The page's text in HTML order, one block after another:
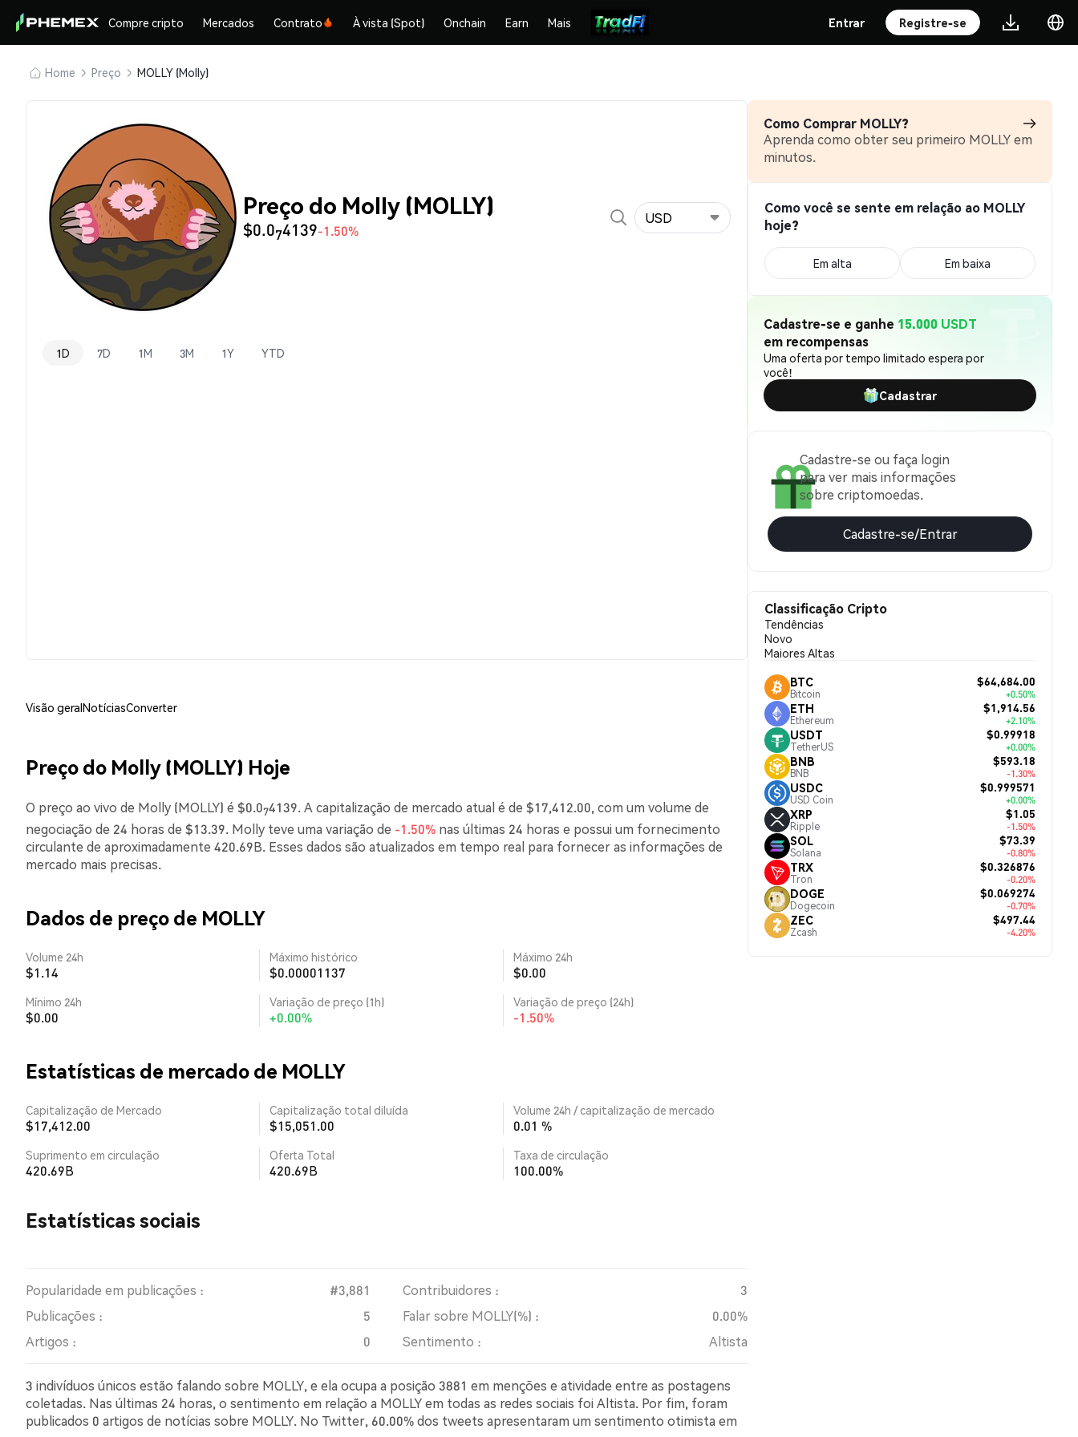
Compre cripto Mercados Contrato À vista (Spot) Onchain Earn Mais Entrar Registre-se
Home Preço MOLLY (Molly)
Preço do Molly (MOLLY)
$0.074139-1.50%
USD
1D 7D 1M 3M 1Y YTD
Visão geralNotíciasConverter
Preço do Molly (MOLLY) Hoje
O preço ao vivo de Molly (MOLLY) é $0.074139. A capitalização de mercado atual é de $17,412.00, com um volume de
negociação de 24 horas de $13.39. Molly teve uma variação de -1.50% nas últimas 24 horas e possui um fornecimento
circulante de aproximadamente 420.69B. Esses dados são atualizados em tempo real para fornecer as informações de
mercado mais precisas.
Dados de preço de MOLLY
Volume 24h
$1.14
Máximo histórico
$0.00001137
Máximo 24h
$0.00
Mínimo 24h
$0.00
Variação de preço (1h)
+0.00%
Variação de preço (24h)
-1.50%
Estatísticas de mercado de MOLLY
Capitalização de Mercado
$17,412.00
Capitalização total diluída
$15,051.00
Volume 24h / capitalização de mercado
0.01 %
Suprimento em circulação
420.69B
Oferta Total
420.69B
Taxa de circulação
100.00%
Estatísticas sociais
Popularidade em publicações : #3,881 Contribuidores :
3
Publicações :
5 Falar sobre MOLLY(%) :
0.00%
Artigos :
0 Sentimento : Altista
3 indivíduos únicos estão falando sobre MOLLY, e ela ocupa a posição 3881 em menções e atividade entre as postagens
coletadas. Nas últimas 24 horas, o sentimento em relação a MOLLY em todas as redes sociais foi Altista. Por fim, foram
publicados 0 artigos de notícias sobre MOLLY. No Twitter, 60.00% dos tweets apresentaram um sentimento otimista em
Como Comprar MOLLY?
Aprenda como obter seu primeiro MOLLY em
minutos.
Como você se sente em relação ao MOLLY
hoje?
Em alta Em baixa
Cadastre-se e ganhe 15.000 USDT
em recompensas
Uma oferta por tempo limitado espera por
você!
Cadastrar
Cadastre-se ou faça login
para ver mais informações
sobre criptomoedas.
Cadastre-se/Entrar
Classificação Cripto
Tendências
Novo
Maiores Altas
BTC
Bitcoin
$64,684.00
+0.50%
ETH
Ethereum
$1,914.56
+2.10%
USDT
TetherUS
$0.99918
+0.00%
BNB
BNB
$593.18
-1.30%
USDC
USD Coin
$0.999571
+0.00%
XRP
Ripple
$1.05
-1.50%
SOL
Solana
$73.39
-0.80%
TRX
Tron
$0.326876
-0.20%
DOGE
Dogecoin
$0.069274
-0.70%
ZEC
Zcash
$497.44
-4.20%